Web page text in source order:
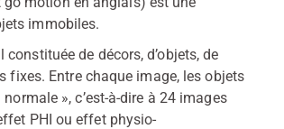
immobiles.
de décors, d’objets, de
fixes. Entre chaque image, les objets
», c’est-à-dire à 24 images
PHI ou effet physio-